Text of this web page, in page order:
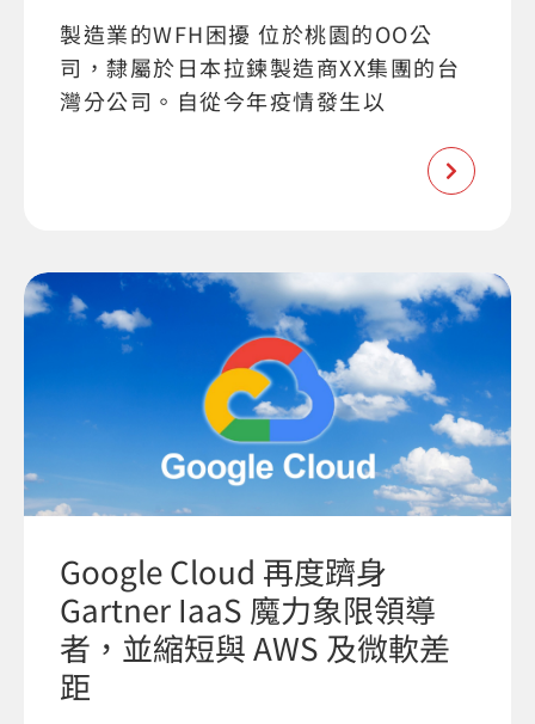
製造業的WFH困擾 位於桃園的OO公
司，隸屬於日本拉鍊製造商XX集團的台
灣分公司。自從今年疫情發生以
Google Cloud 再度躋身
Gartner IaaS 魔力象限領導
者，並縮短與 AWS 及微軟差
距